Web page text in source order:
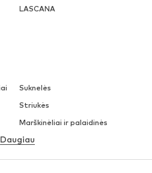
LASCANA
Suknelės
Striukės
Marškinėliai ir palaidinės
Apatiniai
Palaidinės ir tunikos
Daugiau